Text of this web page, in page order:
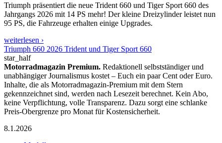
Triumph präsentiert die neue Trident 660 und Tiger Sport 660 des
Jahrgangs 2026 mit 14 PS mehr! Der kleine Dreizylinder leistet nun
95 PS, die Fahrzeuge erhalten einige Upgrades.
weiterlesen ›
Triumph 660 2026 Trident und Tiger Sport 660
star_half
Motorradmagazin Premium. Redaktionell selbstständiger und
unabhängiger Journalismus kostet – Euch ein paar Cent oder Euro.
Inhalte, die als Motorradmagazin-Premium mit dem Stern
gekennzeichnet sind, werden nach Lesezeit berechnet. Kein Abo,
keine Verpflichtung, volle Transparenz. Dazu sorgt eine schlanke
Preis-Obergrenze pro Monat für Kostensicherheit.
8.1.2026